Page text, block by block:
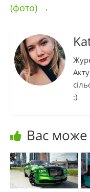
(фото) →
:)
Вас може